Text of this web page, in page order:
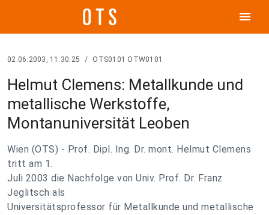
menu
02.06.2003, 11:30:25 / OTS0101 OTW0101
Helmut Clemens: Metallkunde und
metallische Werkstoffe,
Montanuniversität Leoben
Wien (OTS) - Prof. Dipl. Ing. Dr. mont. Helmut Clemens
tritt am 1.
Juli 2003 die Nachfolge von Univ. Prof. Dr. Franz
Jeglitsch als
Universitätsprofessor für Metallkunde und metallische